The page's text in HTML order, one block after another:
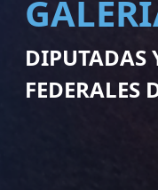
DIPUTADAS
FEDERALES